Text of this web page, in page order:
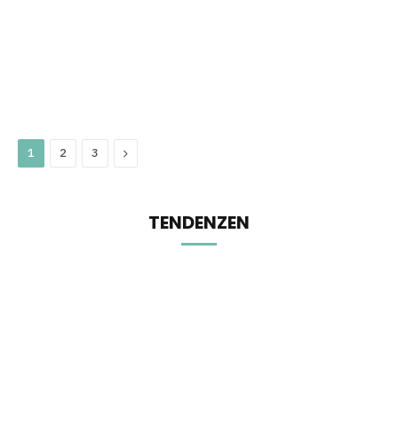
1 2 3 Next
TENDENZEN